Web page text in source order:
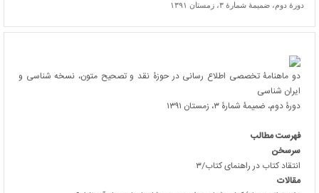
دورۀ دوم، ضمیمۀ شمارۀ ۳، زمستان ۱۳۹۱
دو ماهنامۀ تخصصی اطلاع رسانی در حوزۀ نقد و تصحیح متون، نسخه شناسی و
ایران شناسی
دورۀ دوم، ضمیمۀ شمارۀ ۳، زمستان ۱۳۹۱
فهرست مطالب
سرسخن
انتقاد کتاب در راهنمای کتاب/۳
مقالات